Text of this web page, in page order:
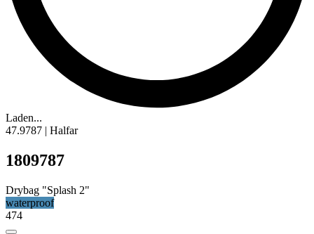
Laden...
47.9787 | Halfar
1809787
Drybag "Splash 2"
waterproof
474